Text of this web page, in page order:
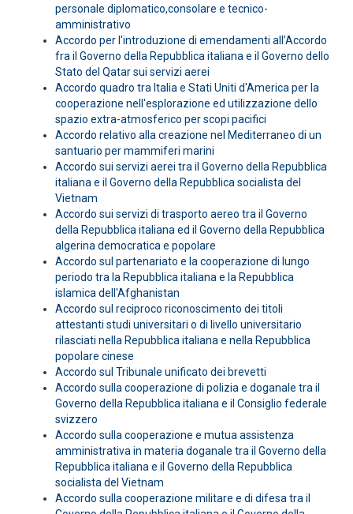
personale diplomatico,consolare e tecnico-
amministrativo
Accordo per l'introduzione di emendamenti all’Accordo
fra il Governo della Repubblica italiana e il Governo dello
Stato del Qatar sui servizi aerei
Accordo quadro tra Italia e Stati Uniti d'America per la
cooperazione nell'esplorazione ed utilizzazione dello
spazio extra-atmosferico per scopi pacifici
Accordo relativo alla creazione nel Mediterraneo di un
santuario per mammiferi marini
Accordo sui servizi aerei tra il Governo della Repubblica
italiana e il Governo della Repubblica socialista del
Vietnam
Accordo sui servizi di trasporto aereo tra il Governo
della Repubblica italiana ed il Governo della Repubblica
algerina democratica e popolare
Accordo sul partenariato e la cooperazione di lungo
periodo tra la Repubblica italiana e la Repubblica
islamica dell'Afghanistan
Accordo sul reciproco riconoscimento dei titoli
attestanti studi universitari o di livello universitario
rilasciati nella Repubblica italiana e nella Repubblica
popolare cinese
Accordo sul Tribunale unificato dei brevetti
Accordo sulla cooperazione di polizia e doganale tra il
Governo della Repubblica italiana e il Consiglio federale
svizzero
Accordo sulla cooperazione e mutua assistenza
amministrativa in materia doganale tra il Governo della
Repubblica italiana e il Governo della Repubblica
socialista del Vietnam
Accordo sulla cooperazione militare e di difesa tra il